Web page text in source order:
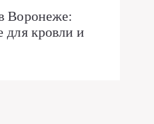
Воронеже:
для кровли и